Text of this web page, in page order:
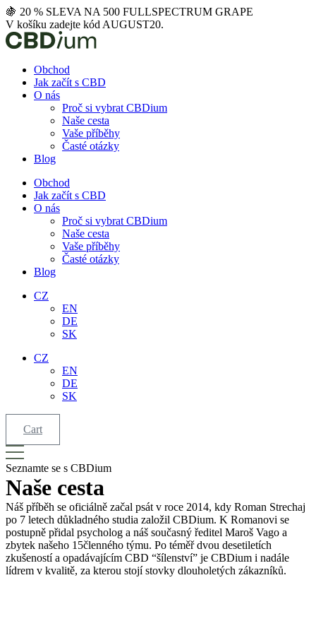
Přejít
k
obsahu
🍇 20 % SLEVA NA 500 FULLSPECTRUM GRAPE
V košíku zadejte kód AUGUST20.
Obchod
Jak začít s CBD
O nás
Proč si vybrat CBDium
Naše cesta
Vaše příběhy
Časté otázky
Blog
Obchod
Jak začít s CBD
O nás
Proč si vybrat CBDium
Naše cesta
Vaše příběhy
Časté otázky
Blog
CZ
EN
DE
SK
CZ
EN
DE
SK
Cart
Seznamte se s CBDium
Naše cesta
Náš příběh se oficiálně začal psát v roce 2014, kdy Roman Strechaj
po 7 letech důkladného studia založil CBDium. K Romanovi se
postupně přidal psycholog a náš současný ředitel Maroš Vago a
zbytek našeho 15členného týmu. Po téměř dvou desetiletích
zkušeností a opadávajícím CBD “šílenství” je CBDium i nadále
lídrem v kvalitě, za kterou stojí stovky dlouholetých zákazníků.